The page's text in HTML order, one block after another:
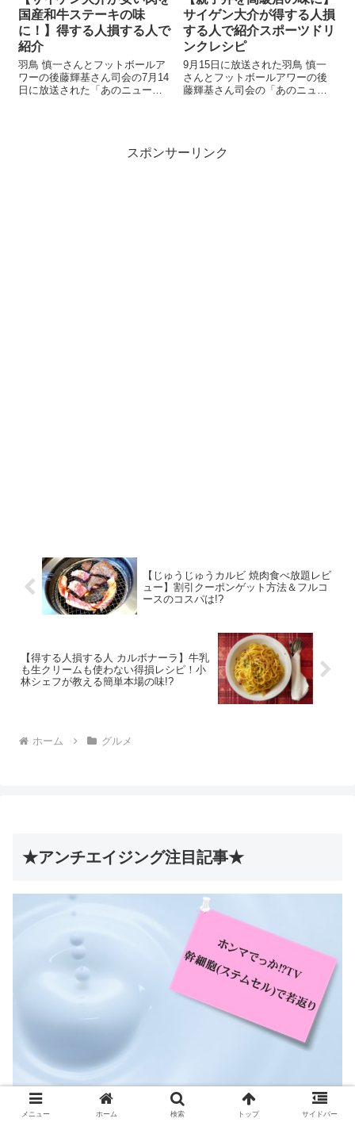
国産和牛ステーキの味
に！】得する人損する人で
紹介
羽鳥 慎一さんとフットボールア
ワーの後藤輝基さん司会の7月14
日に放送された「あのニュース
産和牛の味を再現」 します。 何
サイゲン大介が得する人損
する人で紹介スポーツドリ
ンクレシピ
9月15日に放送された羽鳥 慎一
さんとフットボールアワーの後
藤輝基さん司会の「あのニュー
さんの 「材料費170円で高級親
スポンサーリンク
【じゅうじゅうカルビ 焼肉食べ放題レビ
ュー】割引クーポンゲット方法＆フルコ
ースのコスパは!?
【得する人損する人 カルボナーラ】牛乳
も生クリームも使わない得損レシピ！小
林シェフが教える簡単本場の味!?
ホーム グルメ
★アンチエイジング注目記事★
メニュー ホーム 検索 トップ サイドバー